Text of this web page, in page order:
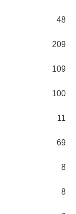
48
209
109
100
11
69
8
8